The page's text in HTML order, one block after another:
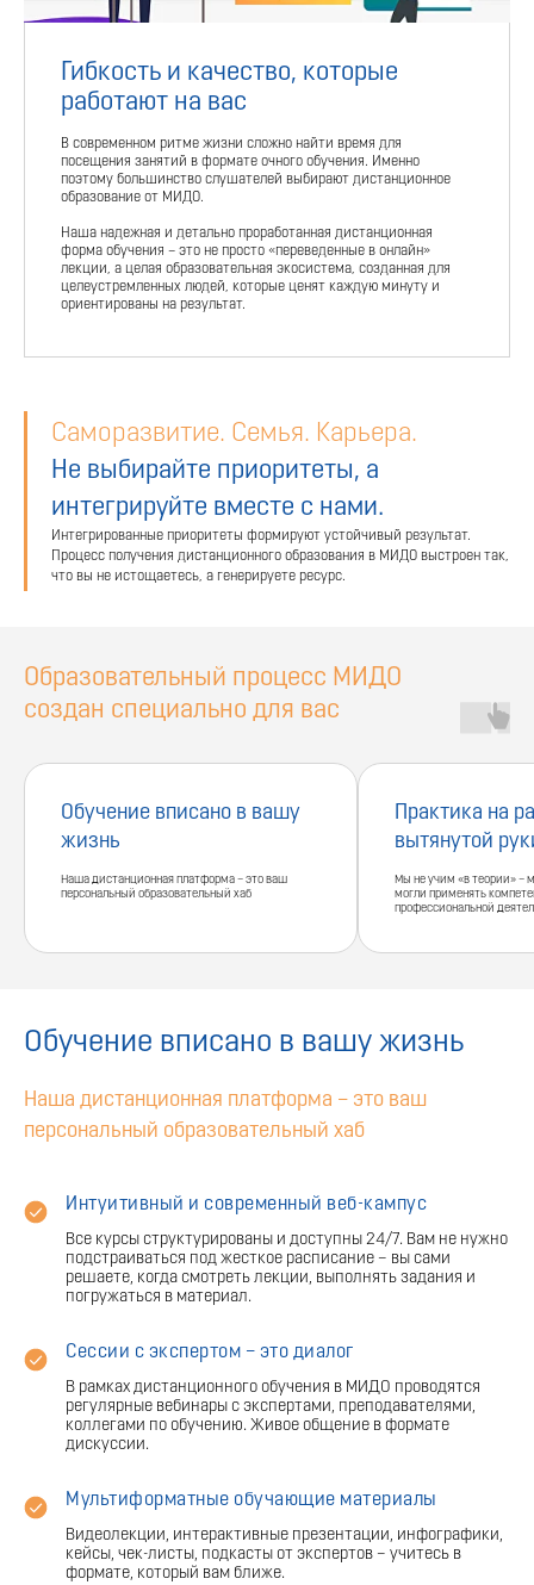
Гибкость и качество, которые
работают на вас
В современном ритме жизни сложно найти время для
посещения занятий в формате очного обучения. Именно
поэтому большинство слушателей выбирают дистанционное
образование от МИДО.
Наша надежная и детально проработанная дистанционная
форма обучения – это не просто «переведенные в онлайн»
лекции, а целая образовательная экосистема, созданная для
целеустремленных людей, которые ценят каждую минуту и
ориентированы на результат.
Саморазвитие. Семья. Карьера.
Не выбирайте приоритеты, а
интегрируйте вместе с нами.
Интегрированные приоритеты формируют устойчивый результат.
Процесс получения дистанционного образования в МИДО выстроен так,
что вы не истощаетесь, а генерируете ресурс.
Образовательный процесс МИДО
создан специально для вас
Обучение вписано в вашу
жизнь
Наша дистанционная платформа – это ваш
персональный образовательный хаб
Практика на
вытянутой
Мы не учим «в теории» –
могли применять
профессиональной
Обучение вписано в вашу жизнь
Наша дистанционная платформа – это ваш
персональный образовательный хаб
Интуитивный и современный веб-кампус
Все курсы структурированы и доступны 24/7. Вам не нужно
подстраиваться под жесткое расписание – вы сами
решаете, когда смотреть лекции, выполнять задания и
погружаться в материал.
Сессии с экспертом – это диалог
В рамках дистанционного обучения в МИДО проводятся
регулярные вебинары с экспертами, преподавателями,
коллегами по обучению. Живое общение в формате
дискуссии.
Мультиформатные обучающие материалы
Видеолекции, интерактивные презентации, инфографики,
кейсы, чек-листы, подкасты от экспертов – учитесь в
формате, который вам ближе.